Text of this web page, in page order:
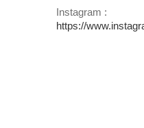
Instagram